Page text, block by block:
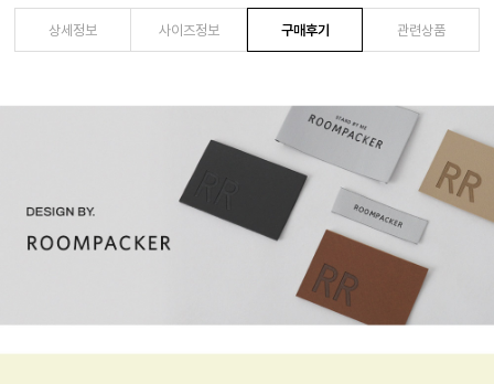
상세정보 사이즈정보 구매후기 관련상품